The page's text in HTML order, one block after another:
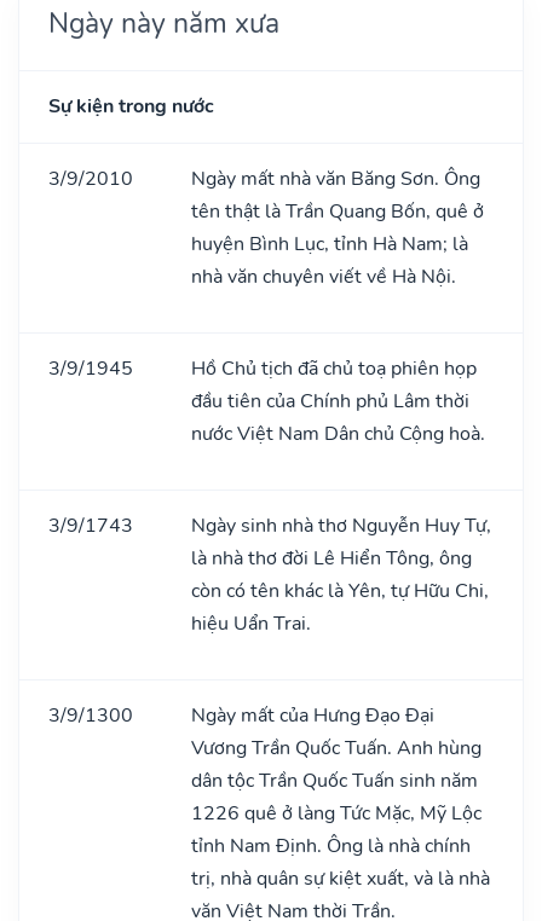
Ngày này năm xưa
Sự kiện trong nước
3/9/2010
Ngày mất nhà văn Băng Sơn. Ông
tên thật là Trần Quang Bốn, quê ở
huyện Bình Lục, tỉnh Hà Nam; là
nhà văn chuyên viết về Hà Nội.
3/9/1945
Hồ Chủ tịch đã chủ toạ phiên họp
đầu tiên của Chính phủ Lâm thời
nước Việt Nam Dân chủ Cộng hoà.
3/9/1743
Ngày sinh nhà thơ Nguyễn Huy Tự,
là nhà thơ đời Lê Hiển Tông, ông
còn có tên khác là Yên, tự Hữu Chi,
hiệu Uẩn Trai.
3/9/1300
Ngày mất của Hưng Đạo Đại
Vương Trần Quốc Tuấn. Anh hùng
dân tộc Trần Quốc Tuấn sinh năm
1226 quê ở làng Tức Mặc, Mỹ Lộc
tỉnh Nam Định. Ông là nhà chính
trị, nhà quân sự kiệt xuất, và là nhà
văn Việt Nam thời Trần.